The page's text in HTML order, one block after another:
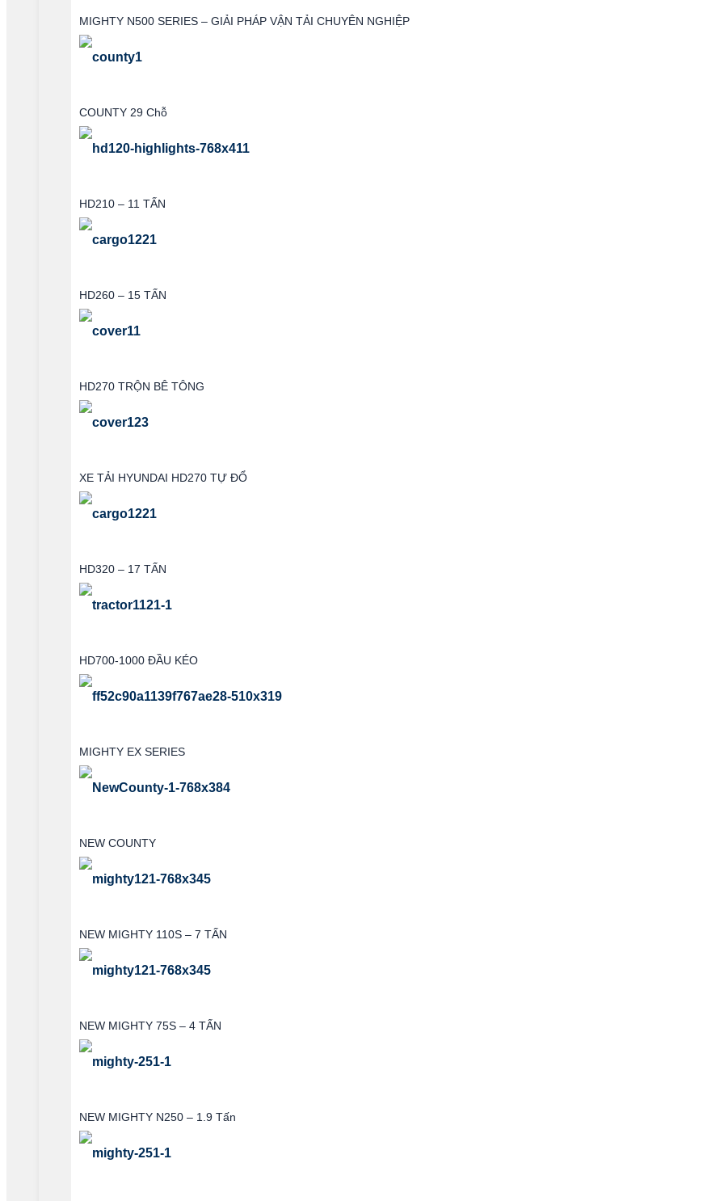
MIGHTY N500 SERIES – GIẢI PHÁP VẬN TẢI CHUYÊN NGHIỆP
COUNTY 29 Chỗ
HD210 – 11 TẤN
HD260 – 15 TẤN
HD270 TRỘN BÊ TÔNG
XE TẢI HYUNDAI HD270 TỰ ĐỔ
HD320 – 17 TẤN
HD700-1000 ĐẦU KÉO
MIGHTY EX SERIES
NEW COUNTY
NEW MIGHTY 110S – 7 TẤN
NEW MIGHTY 75S – 4 TẤN
NEW MIGHTY N250 – 1.9 Tấn